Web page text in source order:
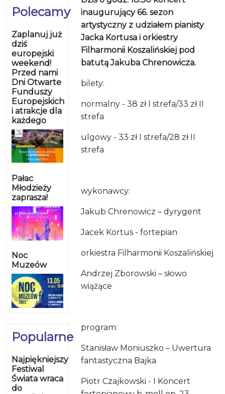
Polecamy
Zaplanuj już
dziś
europejski
weekend!
Przed nami
Dni Otwarte
Funduszy
Europejskich
i atrakcje dla
każdego
Pałac
Młodzieży
zaprasza!
Noc
Muzeów
Popularne
Najpiękniejszy
Festiwal
Świata wraca
do
inaugurujący 66. sezon
artystyczny z udziałem pianisty
Jacka Kortusa i orkiestry
Filharmonii Koszalińskiej pod
batutą Jakuba Chrenowicza.
bilety:
normalny - 38 zł I strefa/33 zł II
strefa
ulgowy - 33 zł I strefa/28 zł II
strefa
wykonawcy:
Jakub Chrenowicz – dyrygent
Jacek Kortus - fortepian
orkiestra Filharmonii Koszalińskiej
Andrzej Zborowski – słowo
wiążące
program:
Stanisław Moniuszko – Uwertura
fantastyczna Bajka
Piotr Czajkowski - I Koncert